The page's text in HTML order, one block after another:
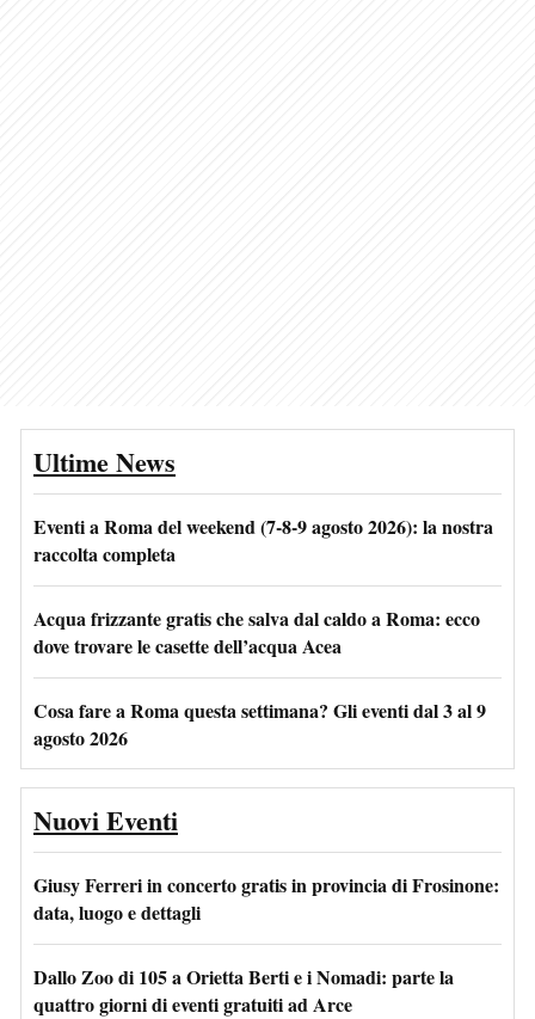
Ultime News
Eventi a Roma del weekend (7-8-9 agosto 2026): la nostra
raccolta completa
Acqua frizzante gratis che salva dal caldo a Roma: ecco
dove trovare le casette dell’acqua Acea
Cosa fare a Roma questa settimana? Gli eventi dal 3 al 9
agosto 2026
Nuovi Eventi
Giusy Ferreri in concerto gratis in provincia di Frosinone:
data, luogo e dettagli
Dallo Zoo di 105 a Orietta Berti e i Nomadi: parte la
quattro giorni di eventi gratuiti ad Arce